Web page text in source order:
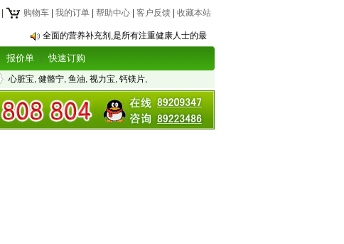
购物车 我的订单 帮助中心 客户反馈 收藏本站
全面的营养补充剂,是所有注重健康人士的最
报价单 快速订购
心脏宝, 健骼宁, 鱼油, 视力宝, 钙镁片,